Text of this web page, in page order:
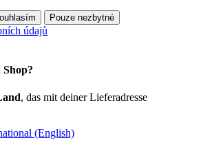
Pouze nezbytné
údajů
, das mit deiner Lieferadresse
(English)